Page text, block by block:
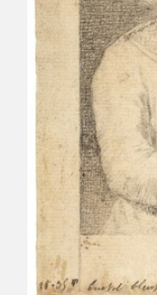
TIENDA ONLINE
EDUCA
RECURSOS EDUCATIVOS
FICHAS ARASAAC